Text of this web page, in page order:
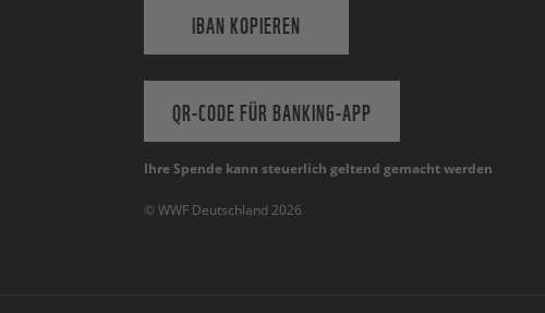
IBAN KOPIEREN
QR-CODE FÜR BANKING-APP
Ihre Spende kann steuerlich geltend gemacht werden
© WWF Deutschland 2026